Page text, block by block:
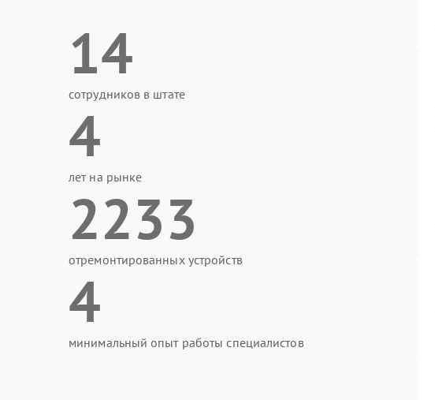
14
сотрудников в штате
4
лет на рынке
2233
отремонтированных устройств
4
минимальный опыт работы специалистов